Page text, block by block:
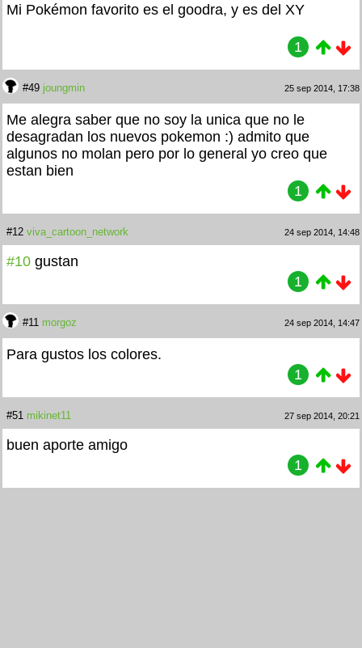
Mi Pokémon favorito es el goodra, y es del XY
1
#49 joungmin 25 sep 2014, 17:38
Me alegra saber que no soy la unica que no le
desagradan los nuevos pokemon :) admito que
algunos no molan pero por lo general yo creo que
estan bien
1
#12 viva_cartoon_network 24 sep 2014, 14:48
#10 gustan
1
#11 morgoz 24 sep 2014, 14:47
Para gustos los colores.
1
#51 mikinet11 27 sep 2014, 20:21
buen aporte amigo
1